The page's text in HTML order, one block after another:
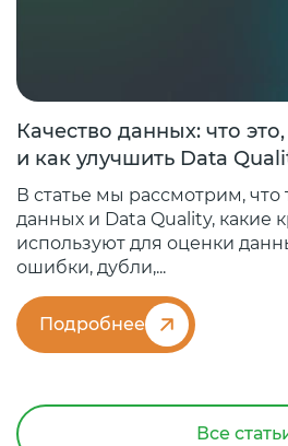
Качество данных: что
и как улучшить Data
В статье мы рассмотрим, что
данных и Data Quality, какие
используют для оценки
ошибки, дубли,...
Подробнее
Все